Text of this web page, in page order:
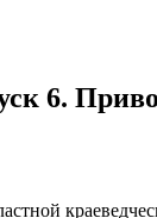
6.